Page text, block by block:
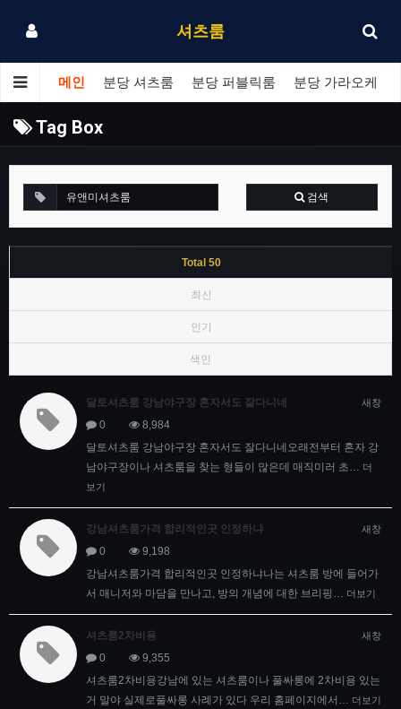
셔츠룸
메인 분당 셔츠룸 분당 퍼블릭룸 분당 가라오케
Tag Box
검색
Total 50
최신
인기
색인
새창
달토셔츠룸 강남야구장 혼자서도 잘다니네
0
8,984
달토셔츠룸 강남야구장 혼자서도 잘다니네오래전부터 혼자 강
남야구장이나 셔츠룸을 찾는 형들이 많은데 매직미러 초… 더
보기
새창
강남셔츠룸가격 합리적인곳 인정하냐
0
9,198
강남셔츠룸가격 합리적인곳 인정하냐나는 셔츠룸 방에 들어가
서 매니저와 마담을 만나고, 방의 개념에 대한 브리핑… 더보기
새창
셔츠룸2차비용
0
9,355
셔츠룸2차비용강남에 있는 셔츠룸이나 풀싸롱에 2차비용 있는
거 말야 실제로풀싸롱 사례가 있다 우리 홈페이지에서… 더보기